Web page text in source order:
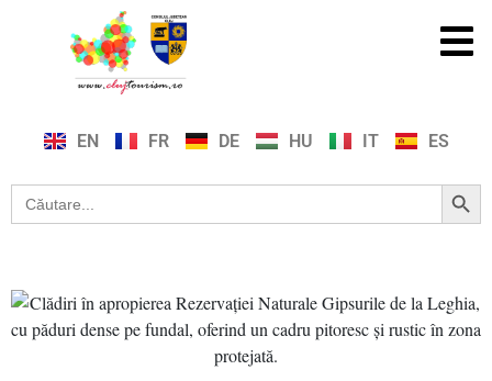
EN FR DE HU IT ES
Search
for:
Search Button